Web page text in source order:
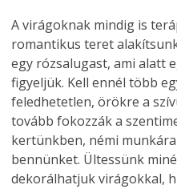
A virágoknak mindig is
romantikus teret
egy rózsalugast, ami alatt
figyeljük. Kell ennél több
feledhetetlen, örökre a
tovább fokozzák a
kertünkben, némi
bennünket. Ültessünk
dekorálhatjuk virágokkal,